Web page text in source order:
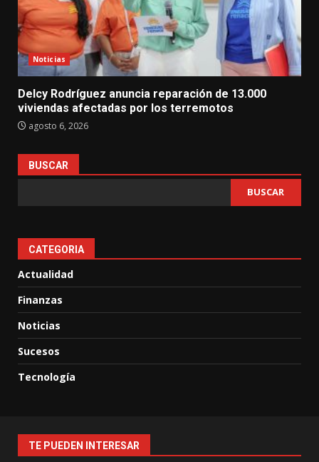
Noticias
Delcy Rodríguez anuncia reparación de 13.000
viviendas afectadas por los terremotos
agosto 6, 2026
BUSCAR
BUSCAR
CATEGORIA
Actualidad
Finanzas
Noticias
Sucesos
Tecnología
TE PUEDEN INTERESAR